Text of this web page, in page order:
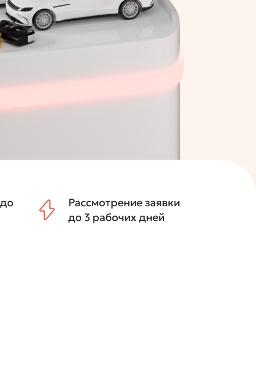
Рассмотрение заявки
до 3 рабочих дней